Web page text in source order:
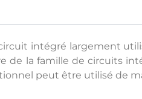
intégré largement
de la famille de circuits
peut être utilisé de